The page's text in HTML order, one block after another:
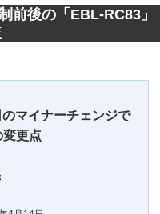
前後の「EBL-RC83」
マイナーチェンジで
更点